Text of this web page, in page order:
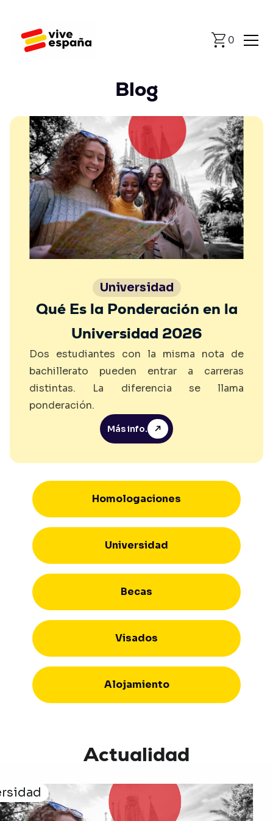
0
Blog
Universidad
Qué Es la Ponderación en la
Universidad 2026
Dos estudiantes con la misma nota de
bachillerato pueden entrar a carreras
distintas. La diferencia se llama
ponderación.
Más info.
Homologaciones
Universidad
Becas
Visados
Alojamiento
Actualidad